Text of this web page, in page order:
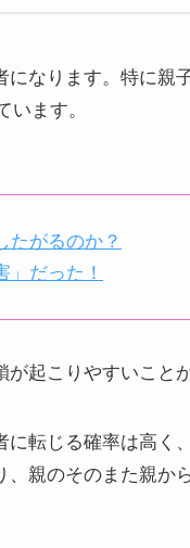
なります。特に親
います。
たがるのか？
だった！
起こりやすいこと
転じる確率は高く
親のそのまた親か